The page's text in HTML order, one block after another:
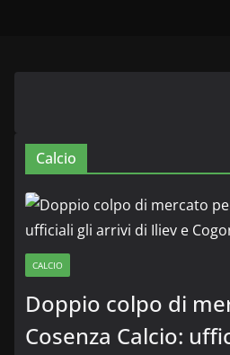
Calcio
CALCIO
Doppio colpo di
Cosenza Calcio: